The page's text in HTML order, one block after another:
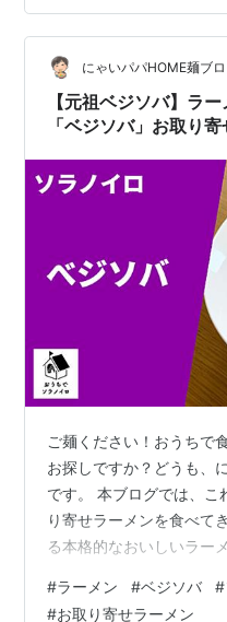
代田区麹町に本店があり
グルマンで3年連続掲載
華そば」は、「べジソバ
つ。豚、熊本の地鶏天…
にゃいパパHOME麺ブ
【元祖ベジソバ】ラ
「ベジソバ」お取り
ご麺ください！おうちで
お探しですか？どうも、
です。 本ブログでは、
り寄せラーメンを食べて
る本格的なおいしいラー
通販サイト『おうちでソ
#ラーメン #ベジソバ #
#お取り寄せラーメン